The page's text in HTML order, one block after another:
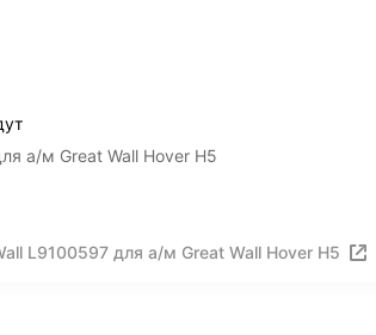
а/м Great Wall Hover H5
L9100597 для а/м Great Wall Hover H5